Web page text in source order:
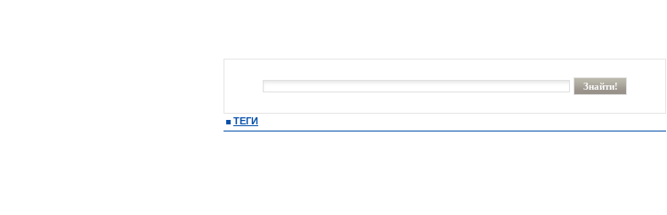
ТЕГИ